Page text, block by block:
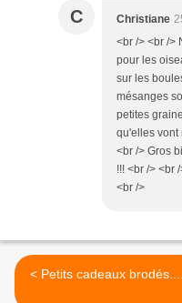
C Christiane
<br /> <br />
pour les
sur les
mésanges
petites
qu'elles vont
<br /> Gros
!!! <br /> <br
<br />
< Petits cadeaux brodés....